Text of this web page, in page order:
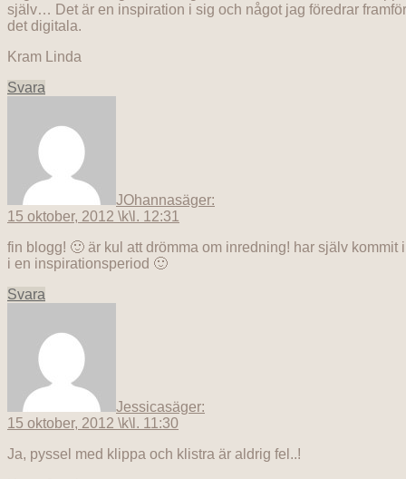
själv… Det är en inspiration i sig och något jag föredrar framför
det digitala.
Kram Linda
Svara
JOhannasäger:
15 oktober, 2012 \k\l. 12:31
fin blogg! 🙂 är kul att drömma om inredning! har själv kommit
i en inspirationsperiod 🙂
Svara
Jessicasäger:
15 oktober, 2012 \k\l. 11:30
Ja, pyssel med klippa och klistra är aldrig fel..!